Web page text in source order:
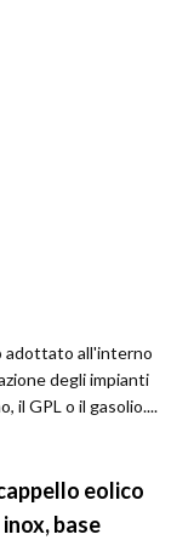
adottato all'interno
degli impianti
il GPL o il gasolio....
eolico
base